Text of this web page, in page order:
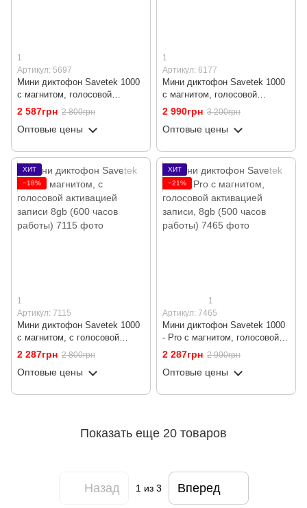
1
Артикул: 5697
Мини диктофон Savetek 1000
с магнитом, голосовой
активацией записи, 16gb (600
часов работы)
2 587грн 2 800грн
Оптовые цены
1
Артикул: 6177
Мини диктофон Savetek 1000
с магнитом, голосовой
активацией записи 32gb (600
часов работы)
2 990грн 3 200грн
Оптовые цены
ХИТ
−18%
1
Артикул: 7115
Мини диктофон Savetek 1000
с магнитом, с голосовой
активацией записи 8gb (600
часов работы)
2 287грн 2 800грн
Оптовые цены
ХИТ
−21%
1
Артикул: 7465
Мини диктофон Savetek 1000
- Pro с магнитом, голосовой
активацией записи, 8gb (500
часов работы)
2 287грн 2 900грн
Оптовые цены
Показать еще 20 товаров
Назад 1из 3 Вперед